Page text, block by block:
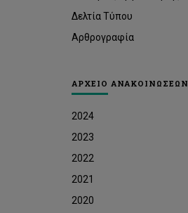
Δελτία Τύπου
Αρθρογραφία
ΑΡΧΕΙΟ ΑΝΑΚΟΙΝΩΣΕΩΝ
2024
2023
2022
2021
2020